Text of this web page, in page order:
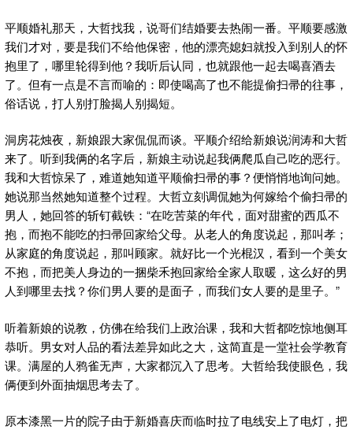
平顺婚礼那天，大哲找我，说哥们结婚要去热闹一番。平顺要感激
我们才对，要是我们不给他保密，他的漂亮媳妇就投入到别人的怀
抱里了，哪里轮得到他？我听后认同，也就跟他一起去喝喜酒去
了。但有一点是不言而喻的：即使喝高了也不能提偷扫帚的往事，
俗话说，打人别打脸揭人别揭短。
洞房花烛夜，新娘跟大家侃侃而谈。平顺介绍给新娘说润涛和大哲
来了。听到我俩的名字后，新娘主动说起我俩爬瓜自己吃的恶行。
我和大哲惊呆了，难道她知道平顺偷扫帚的事？便悄悄地询问她。
她说那当然她知道整个过程。大哲立刻调侃她为何嫁给个偷扫帚的
男人，她回答的斩钉截铁：“在吃苦菜的年代，面对甜蜜的西瓜不
抱，而抱不能吃的扫帚回家给父母。从老人的角度说起，那叫孝；
从家庭的角度说起，那叫顾家。就好比一个光棍汉，看到一个美女
不抱，而把美人身边的一捆柴禾抱回家给全家人取暖，这么好的男
人到哪里去找？你们男人要的是面子，而我们女人要的是里子。”
听着新娘的说教，仿佛在给我们上政治课，我和大哲都吃惊地侧耳
恭听。男女对人品的看法差异如此之大，这简直是一堂社会学教育
课。满屋的人鸦雀无声，大家都沉入了思考。大哲给我使眼色，我
俩便到外面抽烟思考去了。
原本漆黑一片的院子由于新婚喜庆而临时拉了电线安上了电灯，把